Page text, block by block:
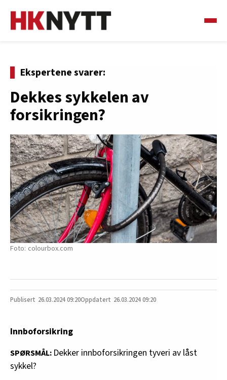
Ekspertene svarer:
Dekkes sykkelen av
forsikringen?
colourbox.com
26.03.202409:20 26.03.2024 09:20
Innboforsikring
SPØRSMÅL: Dekker innboforsikringen tyveri av låst
sykkel?